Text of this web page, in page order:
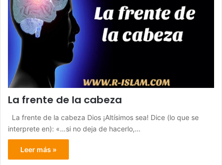
La frente de la cabeza
La frente de la cabeza Dios ¡Altísimos sea! Dice (lo que se
interprete en): «…si no deja de hacerlo,…
Leer más »